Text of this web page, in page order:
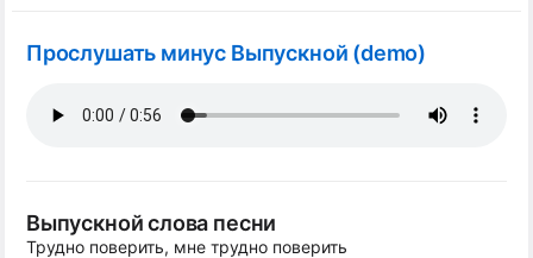
Прослушать минус Выпускной (demo)
Выпускной слова песни
Трудно поверить, мне трудно поверить